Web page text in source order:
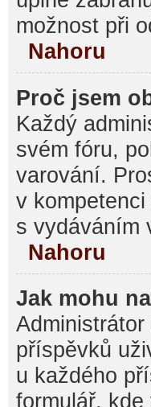
možnost při
Nahoru
Proč jsem
Každý
svém fóru,
varování.
v
s vydáváním
Nahoru
Jak mohu
příspěvků
u každého
formulář,